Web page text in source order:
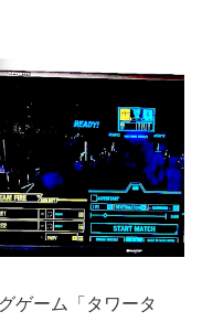
ゲーム「タワータ